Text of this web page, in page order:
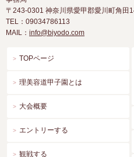
〒243-0301 神奈川県愛甲郡愛川町角
TEL：09034786113
MAIL： info@biyodo.com
TOPページ
理美容道甲子園とは
大会概要
エントリーする
観戦する